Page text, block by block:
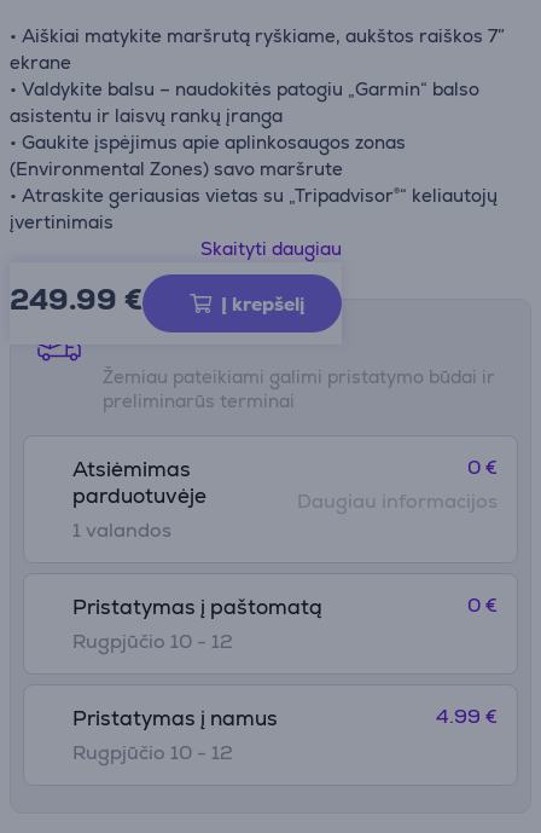
• Aiškiai matykite maršrutą ryškiame, aukštos raiškos 7″
ekrane
• Valdykite balsu – naudokitės patogiu „Garmin“ balso
asistentu ir laisvų rankų įranga
• Gaukite įspėjimus apie aplinkosaugos zonas
(Environmental Zones) savo maršrute
• Atraskite geriausias vietas su „Tripadvisor®“ keliautojų
įvertinimais
• Būkite įspėti apie pavojingus posūkius, greičio ribų
pokyčius, mokyklų zonas ir kt.
• Naudokitės naujausiais, išsamiais Europos žemėlapių
atnaujinimais sklandžiam keliavimui
Skaityti daugiau
249.99 € Į krepšelį
Pristatymo būdai
Žemiau pateikiami galimi pristatymo būdai ir
preliminarūs terminai
Atsiėmimas
parduotuvėje
1 valandos
0 €
Daugiau informacijos
Pristatymas į paštomatą
Rugpjūčio 10 - 12
0 €
Pristatymas į namus
Rugpjūčio 10 - 12
4.99 €